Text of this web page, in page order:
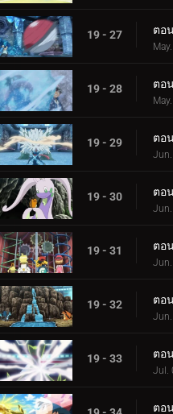
19 - 27
19 - 28 ตอ
19 - 29 ตอ
19 - 30 ตอ
19 - 31
19 - 32 ตอ
19 - 33
Jul.